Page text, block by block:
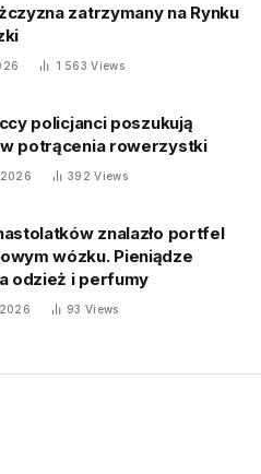
zatrzymany na Rynku
1 563Views
policjanci poszukują
potrącenia rowerzystki
392Views
znalazło portfel
wózku. Pieniądze
odzież i perfumy
93Views